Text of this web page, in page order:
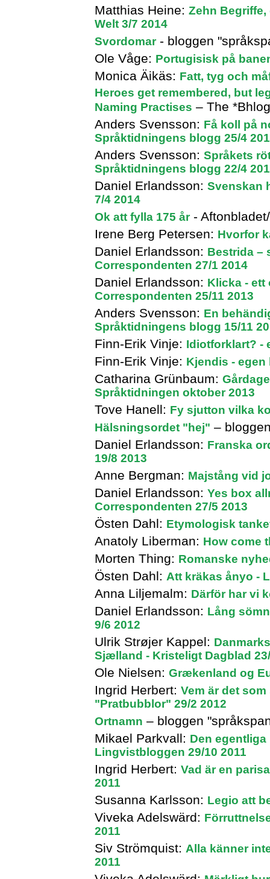
Matthias Heine: Zehn
Welt 3/7 2014
Svordomar- bloggen
Ole Våge: Portugisisk på
Monica Äikäs: Fatt, tyg och
Heroes get remembered, but
Naming Practises – The
Anders Svensson: Få koll på
Språktidningens blogg 25/4
Anders Svensson: Språkets
Språktidningens blogg 22/4
Daniel Erlandsson: Svenskan
7/4 2014
Ok att fylla 175 år-
Irene Berg Petersen: Hvorfor
Daniel Erlandsson: Bestrida –
Correspondenten 27/1 2014
Daniel Erlandsson: Klicka - ett
Correspondenten 25/11 2013
Anders Svensson: En
Språktidningens blogg 15/11
Finn-Erik Vinje: Idiotforklart? -
Finn-Erik Vinje: Kjendis - egen
Catharina Grünbaum:
Språktidningen oktober 2013
Tove Hanell: Fy sjutton vilka
Hälsningsordet "hej" –
Daniel Erlandsson: Franska
19/8 2013
Anne Bergman: Majstång vid
Daniel Erlandsson: Yes box
Correspondenten 27/5 2013
Östen Dahl: Etymologisk
Anatoly Liberman: How come
Morten Thing: Romanske
Östen Dahl: Att kräkas ånyo -
Anna Liljemalm: Därför har vi
Daniel Erlandsson: Lång
9/6 2012
Ulrik Strøjer Kappel:
Sjælland - Kristeligt Dagblad
Ole Nielsen: Grækenland og
Ingrid Herbert: Vem är det
"Pratbubblor" 29/2 2012
Ortnamn – bloggen
Mikael Parkvall: Den
Lingvistbloggen 29/10 2011
Ingrid Herbert: Vad är en
2011
Susanna Karlsson: Legio att
Viveka Adelswärd:
2011
Siv Strömquist: Alla känner
2011